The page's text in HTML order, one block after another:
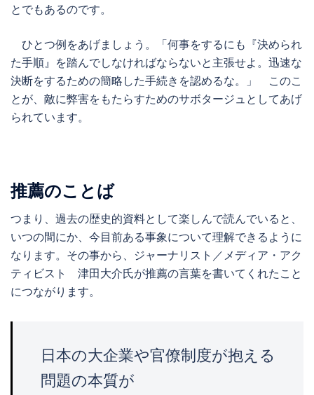
とでもあるのです。
ひとつ例をあげましょう。「何事をするにも『決められ
た手順』を踏んでしなければならないと主張せよ。迅速な
決断をするための簡略した手続きを認めるな。」 このこ
とが、敵に弊害をもたらすためのサボタージュとしてあげ
られています。
推薦のことば
つまり、過去の歴史的資料として楽しんで読んでいると、
いつの間にか、今目前ある事象について理解できるように
なります。その事から、ジャーナリスト／メディア・アク
ティビスト 津田大介氏が推薦の言葉を書いてくれたこと
につながります。
日本の大企業や官僚制度が抱える
問題の本質が